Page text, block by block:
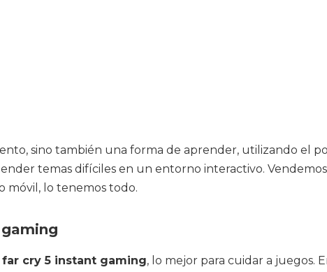
sino también una forma de aprender, utilizando el
temas difíciles en un entorno interactivo.
móvil, lo tenemos todo.
far cry 5 instant gaming, lo mejor para cuidar a juegos.